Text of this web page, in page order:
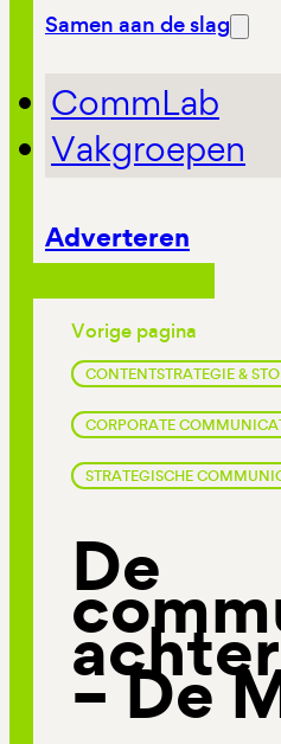
Samen aan de slag
CommLab
Vakgroepen
Adverteren
Vorige pagina
CONTENTSTRATEGIE &
CORPORATE
STRATEGISCHE
De
– De